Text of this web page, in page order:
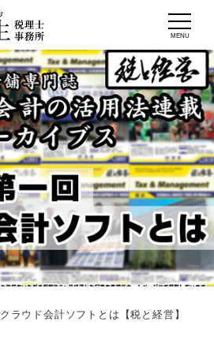
MENU
クラウド会計ソフトとは【税と経営】